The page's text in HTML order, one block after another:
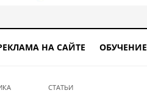
НА САЙТЕ ОБУЧЕНИЕ
СТАТЬИ